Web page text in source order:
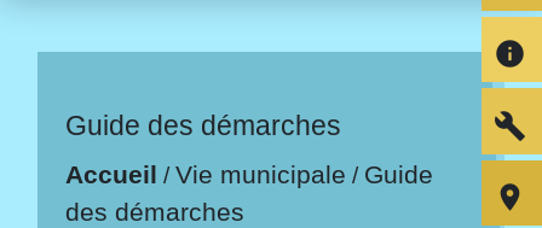
Guide des démarches
Accueil /Vie municipale / Guide
des démarches
info
build
room